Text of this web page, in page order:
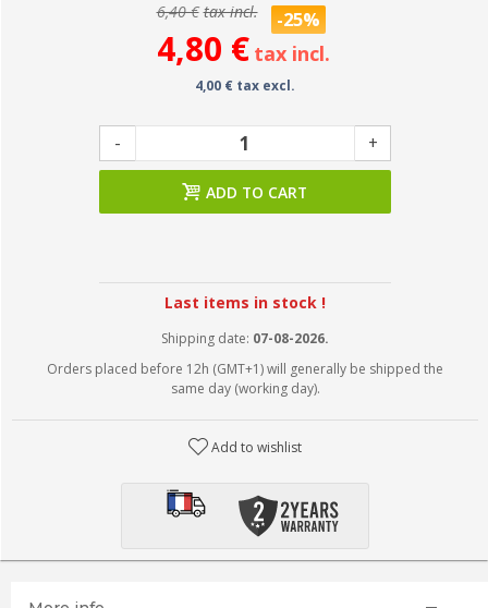
6,40 € tax incl. -25%
4,80 € tax incl.
4,00 € tax excl.
- +
ADD TO CART
Last items in stock !
Shipping date: 07-08-2026.
Orders placed before 12h (GMT+1) will generally be shipped the
same day (working day).
Add to wishlist